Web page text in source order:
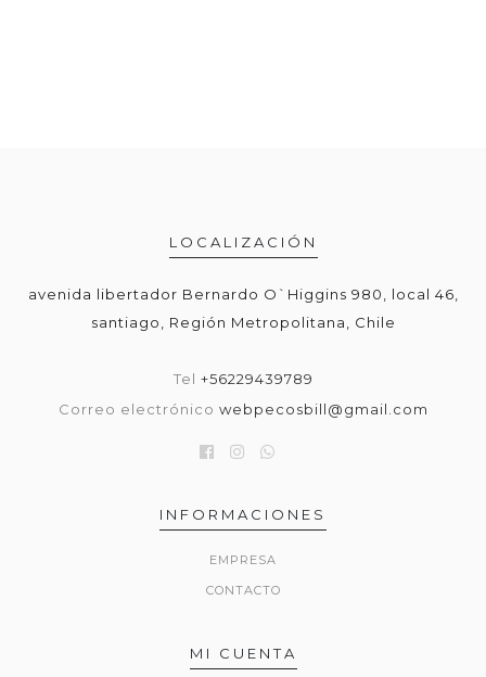
LOCALIZACIÓN
avenida libertador Bernardo O`Higgins 980, local 46,
santiago, Región Metropolitana, Chile
Tel +56229439789
Correo electrónico webpecosbill@gmail.com
INFORMACIONES
EMPRESA
CONTACTO
MI CUENTA